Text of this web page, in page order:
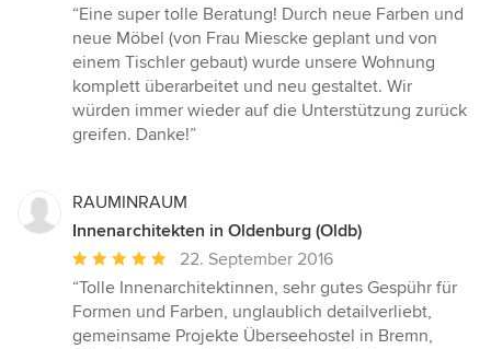
Bewertung:
5
von
5
Sternen
“Eine super tolle Beratung! Durch neue Farben und
neue Möbel (von Frau Miescke geplant und von
einem Tischler gebaut) wurde unsere Wohnung
komplett überarbeitet und neu gestaltet. Wir
würden immer wieder auf die Unterstützung zurück
greifen. Danke!”
RAUMINRAUM
Innenarchitekten in Oldenburg (Oldb)
Durchschnittliche
Bewertung:
5
von
22. September 2016
“Tolle Innenarchitektinnen, sehr gutes Gespühr für
Formen und Farben, unglaublich detailverliebt,
gemeinsame Projekte Überseehostel in Bremn,